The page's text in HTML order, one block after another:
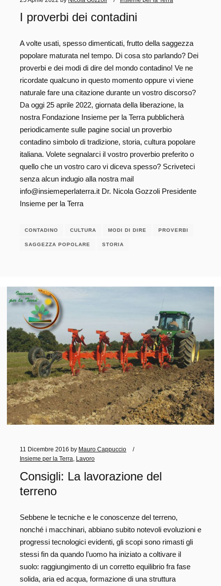
I proverbi dei contadini
A volte usati, spesso dimenticati, frutto della saggezza
popolare maturata nel tempo. Di cosa sto parlando? Dei
proverbi e dei modi di dire del mondo contadino! Ve ne
ricordate qualcuno in questo momento oppure vi viene
naturale fare una citazione durante un vostro discorso?
Da oggi 25 aprile 2022, giornata della liberazione, la
nostra Fondazione Insieme per la Terra pubblicherà
periodicamente sulle pagine social un proverbio
contadino simbolo di tradizione, storia, cultura popolare
italiana. Volete segnalarci il vostro proverbio preferito o
quello che un vostro caro vi diceva spesso? Scriveteci
senza alcun indugio alla nostra mail
info@insiemeperlaterra.it Dr. Nicola Gozzoli Presidente
Insieme per la Terra
CONTADINO CULTURA MODI DI DIRE PROVERBI
SAGGEZZA POPOLARE STORIA
11 Dicembre 2016 by Mauro Cappuccio
Insieme per la Terra
Lavoro
Consigli: La lavorazione del
terreno
Sebbene le tecniche e le conoscenze del terreno,
nonché i macchinari, abbiano subito notevoli evoluzioni e
progressi tecnologici evidenti, gli scopi sono rimasti gli
stessi fin da quando l’uomo ha iniziato a coltivare il
suolo: raggiungimento di un corretto equilibrio fra fase
solida, aria ed acqua, formazione di una struttura